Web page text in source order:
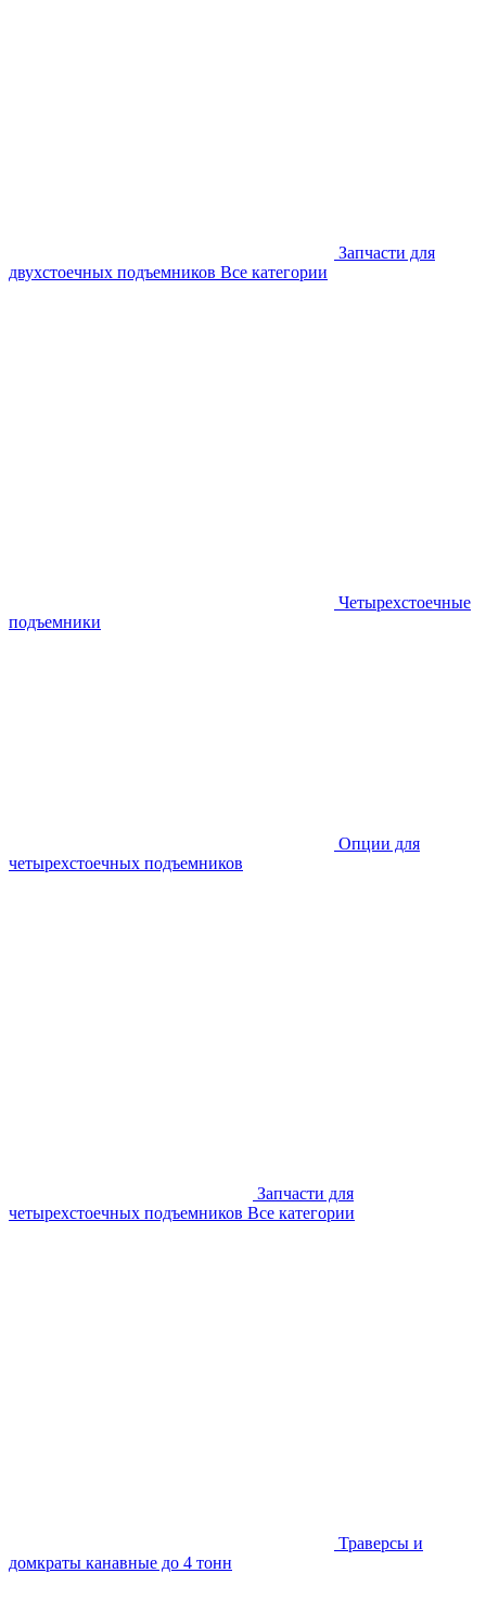
Запчасти для
двухстоечных подъемников Все категории
Четырехстоечные
подъемники
Опции для
четырехстоечных подъемников
Запчасти для
четырехстоечных подъемников Все категории
Траверсы и
домкраты канавные до 4 тонн